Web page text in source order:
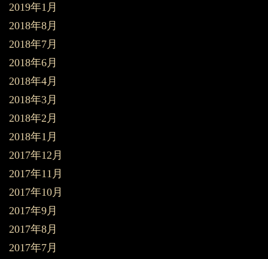
2019年1月
2018年8月
2018年7月
2018年6月
2018年4月
2018年3月
2018年2月
2018年1月
2017年12月
2017年11月
2017年10月
2017年9月
2017年8月
2017年7月